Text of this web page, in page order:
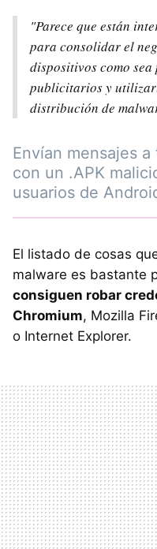
"Parece que están
para consolidar el
dispositivos como
publicitarios y
distribución de
Envían mensajes
con un .APK
usuarios de
El listado de cosas
malware es bastante
consiguen robar
Chromium, Mozilla
o Internet Explorer.